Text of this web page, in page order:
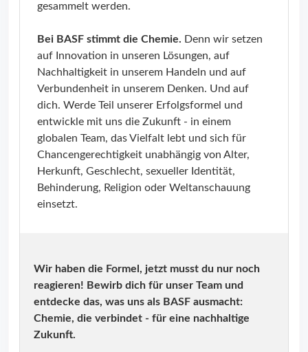
gesammelt werden.
Bei BASF stimmt die Chemie. Denn wir setzen
auf Innovation in unseren Lösungen, auf
Nachhaltigkeit in unserem Handeln und auf
Verbundenheit in unserem Denken. Und auf
dich. Werde Teil unserer Erfolgsformel und
entwickle mit uns die Zukunft - in einem
globalen Team, das Vielfalt lebt und sich für
Chancengerechtigkeit unabhängig von Alter,
Herkunft, Geschlecht, sexueller Identität,
Behinderung, Religion oder Weltanschauung
einsetzt.
Wir haben die Formel, jetzt musst du nur noch
reagieren! Bewirb dich für unser Team und
entdecke das, was uns als BASF ausmacht:
Chemie, die verbindet - für eine nachhaltige
Zukunft.